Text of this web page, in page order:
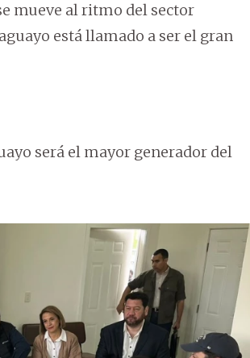
mueve al ritmo del sector
está llamado a ser el gran
será el mayor generador del